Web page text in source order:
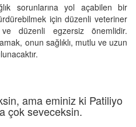
sorunlarına yol açabilen bir
için düzenli veteriner
düzenli egzersiz önemlidir.
onun sağlıklı, mutlu ve uzun
ama eminiz ki Patiliyo
çok seveceksin.